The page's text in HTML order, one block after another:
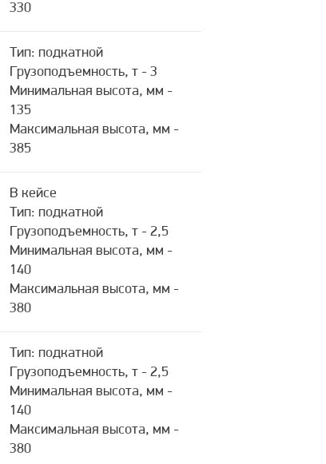
330
Тип: подкатной
Грузоподъемность, т - 3
Минимальная высота, мм -
135
Максимальная высота, мм -
385
В кейсе
Тип: подкатной
Грузоподъемность, т - 2,5
Минимальная высота, мм -
140
Максимальная высота, мм -
380
Тип: подкатной
Грузоподъемность, т - 2,5
Минимальная высота, мм -
140
Максимальная высота, мм -
380